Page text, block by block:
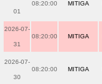
01
08:20:00 MITIGA
2026-07-
31
08:20:00 MITIGA
2026-07-
30
08:20:00 MITIGA